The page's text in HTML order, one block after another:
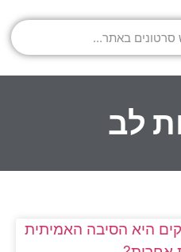
לב